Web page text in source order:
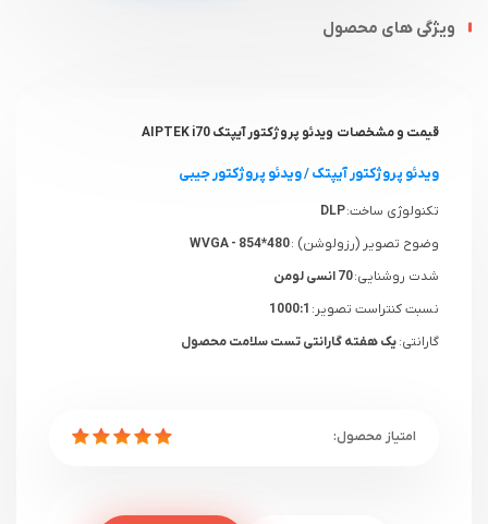
ویژگی های محصول
قیمت و مشخصات ویدئو پروژکتور آیپتک AIPTEK i70
ویدئو پروژکتور آیپتک/ویدئو پروژکتور جیبی
تکنولوژی ساخت:DLP
وضوح تصویر (رزولوشن) :
شدت روشنایی:70 انسی لومن
نسبت کنتراست تصویر:
گارانتی:یک هفته گارانتی تست سلامت محصول